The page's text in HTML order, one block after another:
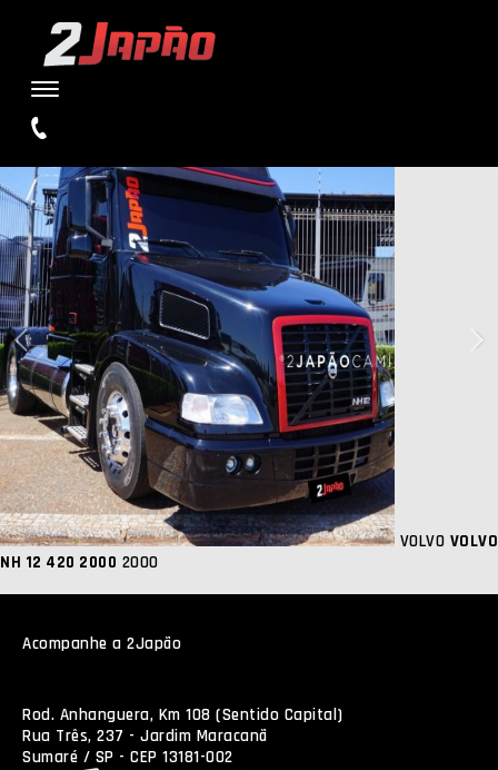
WARNING: UNDEFINED VARIABLE $TIPO IN
/HOME/STORAGE/4/1D/E5/W2JAPAOCAMINHOES1/PUBLIC_HTML/
ON LINE
VOLVO VOLVO
NH 12 420 2000 2000
Acompanhe a 2Japão
Rod. Anhanguera, Km 108 (Sentido Capital)
Rua Três, 237 - Jardim Maracanã
Sumaré / SP - CEP 13181-002